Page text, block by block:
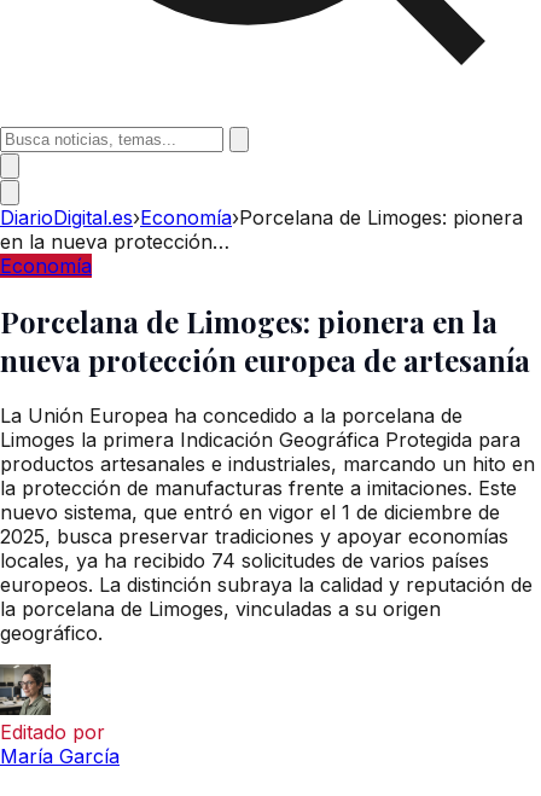
DiarioDigital.es›Economía›Porcelana de Limoges: pionera
en la nueva protección…
Economía
Porcelana de Limoges: pionera en la
nueva protección europea de artesanía
La Unión Europea ha concedido a la porcelana de
Limoges la primera Indicación Geográfica Protegida para
productos artesanales e industriales, marcando un hito en
la protección de manufacturas frente a imitaciones. Este
nuevo sistema, que entró en vigor el 1 de diciembre de
2025, busca preservar tradiciones y apoyar economías
locales, ya ha recibido 74 solicitudes de varios países
europeos. La distinción subraya la calidad y reputación de
la porcelana de Limoges, vinculadas a su origen
geográfico.
Editado por
María García